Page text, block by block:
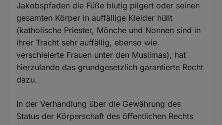
Jakobspfaden die Füße blutig pilgert oder seinen
gesamten Körper in auffällige Kleider hüllt
(katholische Priester, Mönche und Nonnen sind in
ihrer Tracht sehr auffällig, ebenso wie
verschleierte Frauen unter den Muslimas), hat
hierzulande das grundgesetzlich garantierte Recht
dazu.
In der Verhandlung über die Gewährung des
Status der Körperschaft des öffentlichen Rechts